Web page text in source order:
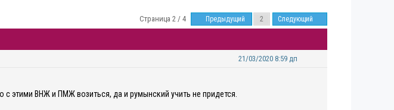
Страница 2 / 4 Предыдущий Следующий
21/03/2020 8:59 дп
этими ВНЖ и ПМЖ возиться, да и румынский учить не придется.